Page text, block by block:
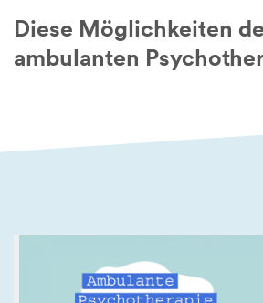
Diese Möglichkeiten
ambulanten